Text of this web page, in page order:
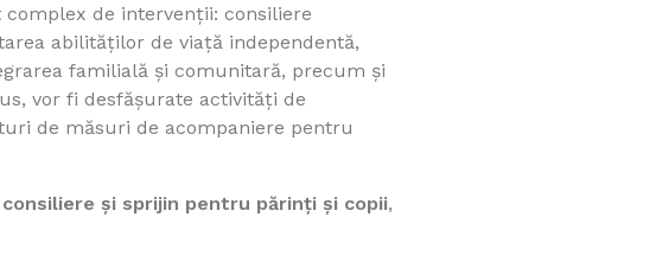
de intervenții: consiliere
abilităților de viață independentă,
familială și comunitară, precum și
vor fi desfășurate activități de
de măsuri de acompaniere pentru
și sprijin pentru părinți și copii,